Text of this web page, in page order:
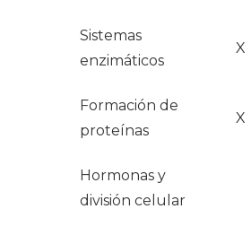
Sistemas
enzimáticos
X
Formación de
proteínas
X
Hormonas y
división celular